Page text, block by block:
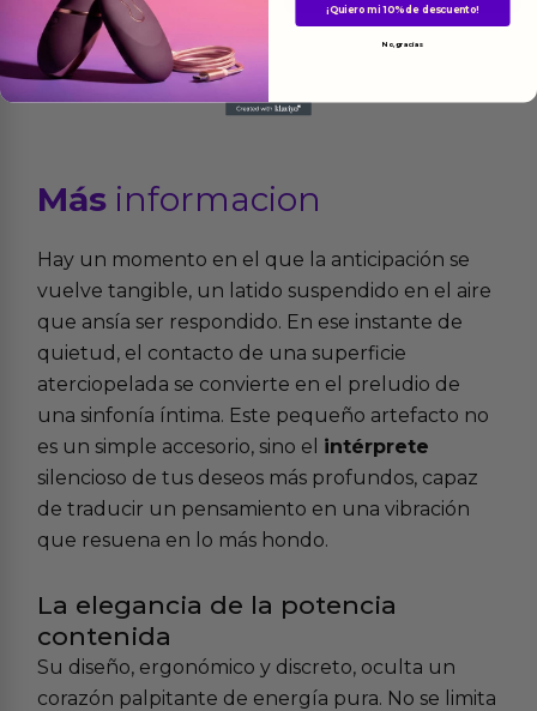
Más informacion
Hay un momento en el que la anticipación se
vuelve tangible, un latido suspendido en el aire
que ansía ser respondido. En ese instante de
quietud, el contacto de una superficie
aterciopelada se convierte en el preludio de
una sinfonía íntima. Este pequeño artefacto no
es un simple accesorio, sino el intérprete
silencioso de tus deseos más profundos, capaz
de traducir un pensamiento en una vibración
que resuena en lo más hondo.
La elegancia de la potencia
contenida
Su diseño, ergonómico y discreto, oculta un
corazón palpitante de energía pura. No se limita
¡Quiero mi 10% de descuento!
No, gracias